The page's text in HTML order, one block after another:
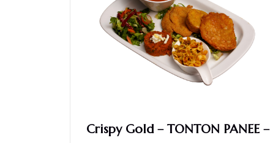
Crispy Gold – TONTON PANEE –